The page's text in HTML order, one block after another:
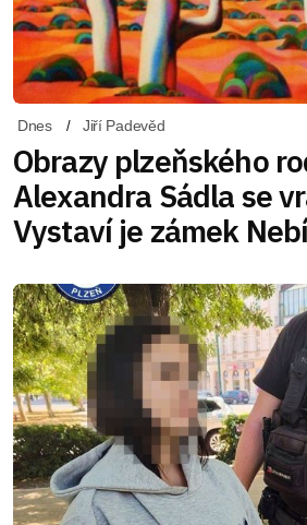
Dnes Jiří Padevěd
Obrazy plzeňského
Alexandra Sádla se
Vystaví je zámek